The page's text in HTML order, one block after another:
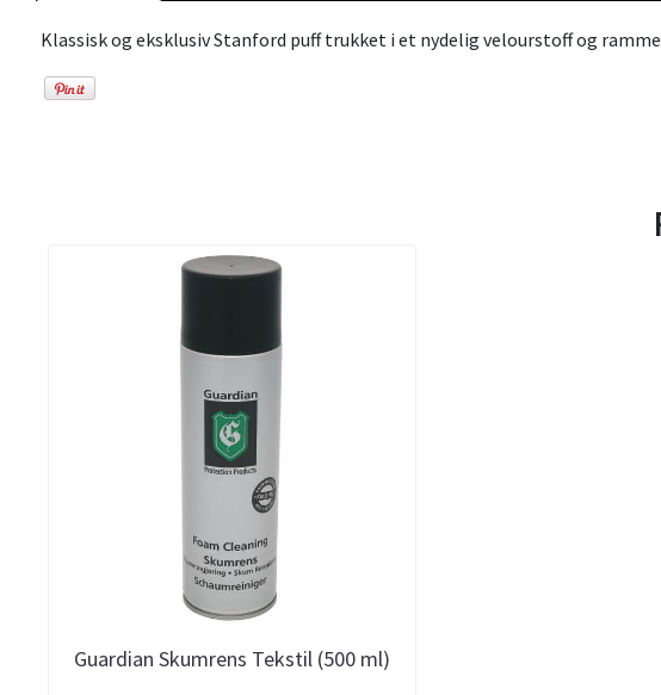
Klassisk og eksklusiv Stanford puff trukket i et nydelig velourstoff og
Guardian Skumrens Tekstil (500 ml)